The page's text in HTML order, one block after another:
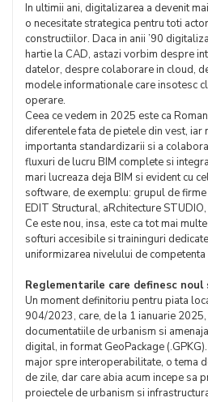
In ultimii ani, digitalizarea a devenit
o necesitate strategica pentru toti
constructiilor. Daca in anii ’90
hartie la CAD, astazi vorbim despre
datelor, despre colaborare in cloud,
modele informationale care insotesc
operare.
Ceea ce vedem in 2025 este ca
diferentele fata de pietele din vest, iar
importanta standardizarii si a
fluxuri de lucru BIM complete si
mari lucreaza deja BIM si evident cu
software, de exemplu: grupul de
EDIT Structural, aRchitecture
Ce este nou, insa, este ca tot mai
softuri accesibile si traininguri
uniformizarea nivelului de
Reglementarile care definesc noul
Un moment definitoriu pentru piata
904/2023, care, de la 1 ianuarie
documentatiile de urbanism si
digital, in format GeoPackage
major spre interoperabilitate, o tema
de zile, dar care abia acum incepe sa
proiectele de urbanism si